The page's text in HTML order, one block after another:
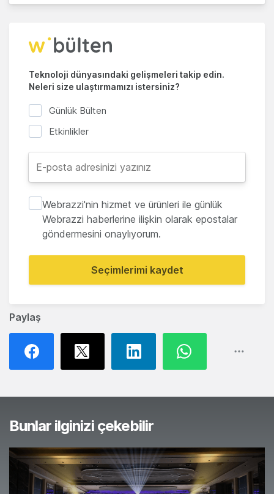
Paylaş
Teknoloji dünyasındaki gelişmeleri takip edin.
Neleri size ulaştırmamızı istersiniz?
Günlük Bülten
Etkinlikler
Webrazzi'nin hizmet ve ürünleri ile günlük
Webrazzi haberlerine ilişkin olarak epostalar
göndermesini onaylıyorum.
Seçimlerimi kaydet
Bunlar ilginizi çekebilir